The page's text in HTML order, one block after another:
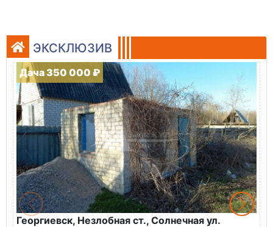
ЭКСКЛЮЗИВ
Дача 350 000 ₽
Георгиевск, Незлобная ст., Солнечная ул.